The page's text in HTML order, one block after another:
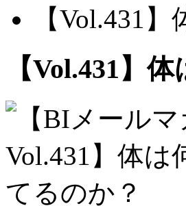
【Vol.431
【Vol.431】